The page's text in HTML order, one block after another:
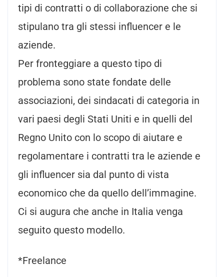
tipi di contratti o di collaborazione che si
stipulano tra gli stessi influencer e le
aziende.
Per fronteggiare a questo tipo di
problema sono state fondate delle
associazioni, dei sindacati di categoria in
vari paesi degli Stati Uniti e in quelli del
Regno Unito con lo scopo di aiutare e
regolamentare i contratti tra le aziende e
gli influencer sia dal punto di vista
economico che da quello dell’immagine.
Ci si augura che anche in Italia venga
seguito questo modello.
*Freelance